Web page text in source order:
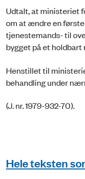
Udtalt, at ministeriet
om at ændre en
tjenestemands- til
bygget på et
Henstillet til
behandling under
(J. nr. 1979-932-70).
Hele teksten